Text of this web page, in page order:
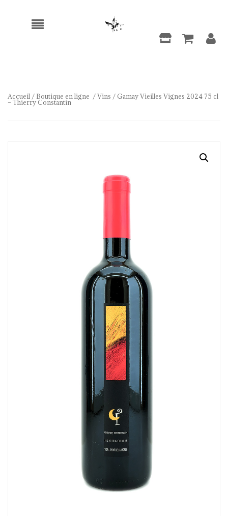
Accueil / Boutique en ligne /Vins / Gamay Vieilles Vignes 2024 75 cl
– Thierry Constantin